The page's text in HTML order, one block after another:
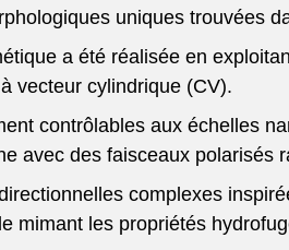
uniques trouvées
a été réalisée en
vecteur cylindrique (CV).
contrôlables aux échelles
avec des faisceaux polarisés
complexes
mimant les propriétés